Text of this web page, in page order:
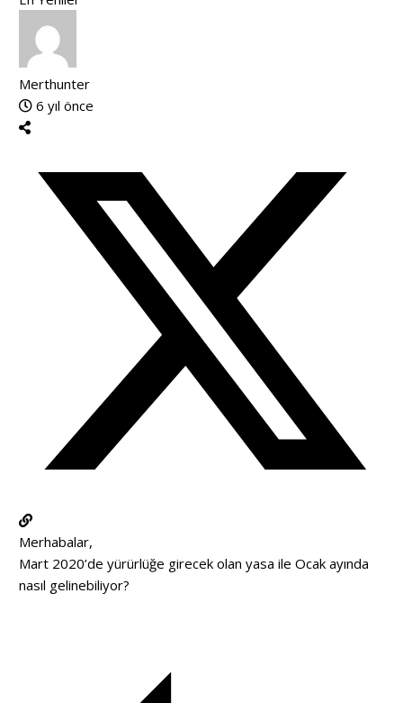
Merthunter
6 yıl önce
Merhabalar,
Mart 2020’de yürürlüğe girecek olan yasa ile Ocak ayında
nasıl gelinebiliyor?